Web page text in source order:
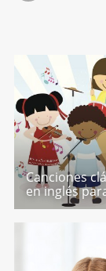
Canciones
en inglés